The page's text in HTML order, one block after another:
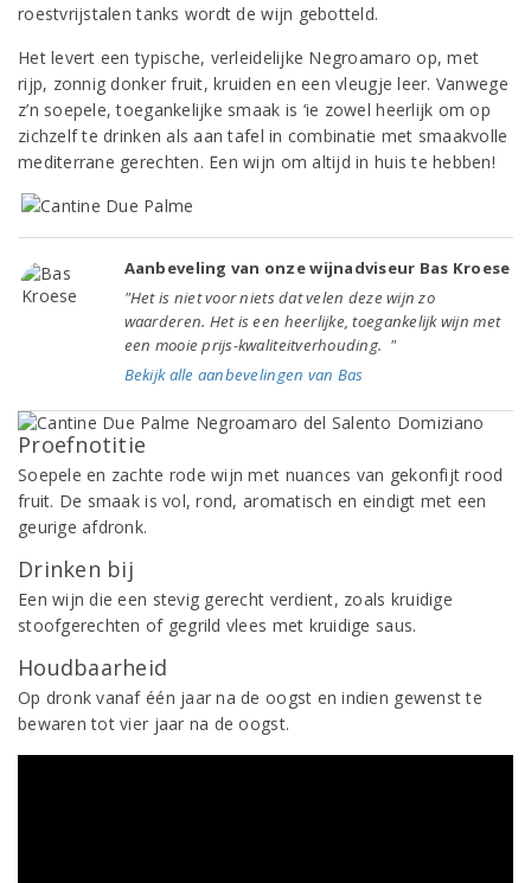
roestvrijstalen tanks wordt de wijn gebotteld.
Het levert een typische, verleidelijke Negroamaro op, met
rijp, zonnig donker fruit, kruiden en een vleugje leer. Vanwege
z’n soepele, toegankelijke smaak is ‘ie zowel heerlijk om op
zichzelf te drinken als aan tafel in combinatie met smaakvolle
mediterrane gerechten. Een wijn om altijd in huis te hebben!
Aanbeveling van onze wijnadviseur Bas Kroese
"Het is niet voor niets dat velen deze wijn zo
waarderen. Het is een heerlijke, toegankelijk wijn met
een mooie prijs-kwaliteitverhouding. "
Bekijk alle aanbevelingen van Bas
Proefnotitie
Soepele en zachte rode wijn met nuances van gekonfijt rood
fruit. De smaak is vol, rond, aromatisch en eindigt met een
geurige afdronk.
Drinken bij
Een wijn die een stevig gerecht verdient, zoals kruidige
stoofgerechten of gegrild vlees met kruidige saus.
Houdbaarheid
Op dronk vanaf één jaar na de oogst en indien gewenst te
bewaren tot vier jaar na de oogst.